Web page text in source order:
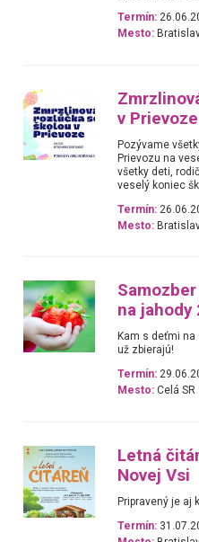
Termín:
Mesto:
v Prievoze
Pozývame
Prievozu na
všetky deti,
veselý koniec
Termín:
Mesto:
na jahody
Kam s deťmi
už zbierajú!
Termín:
Mesto: Celá SR
Letná
Novej Vsi
Pripravený je aj
Termín: